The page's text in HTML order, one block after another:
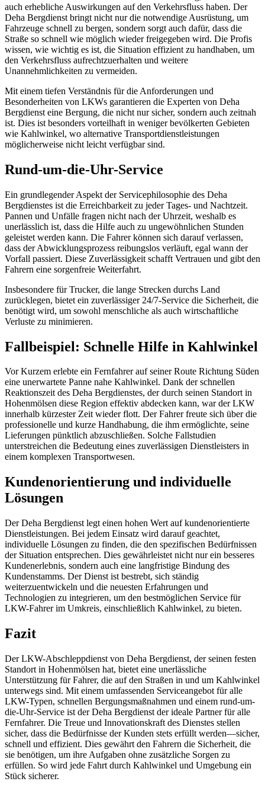
auch erhebliche Auswirkungen auf den Verkehrsfluss haben. Der
Deha Bergdienst bringt nicht nur die notwendige Ausrüstung, um
Fahrzeuge schnell zu bergen, sondern sorgt auch dafür, dass die
Straße so schnell wie möglich wieder freigegeben wird. Die Profis
wissen, wie wichtig es ist, die Situation effizient zu handhaben, um
den Verkehrsfluss aufrechtzuerhalten und weitere
Unannehmlichkeiten zu vermeiden.
Mit einem tiefen Verständnis für die Anforderungen und
Besonderheiten von LKWs garantieren die Experten von Deha
Bergdienst eine Bergung, die nicht nur sicher, sondern auch zeitnah
ist. Dies ist besonders vorteilhaft in weniger bevölkerten Gebieten
wie Kahlwinkel, wo alternative Transportdienstleistungen
möglicherweise nicht leicht verfügbar sind.
Rund-um-die-Uhr-Service
Ein grundlegender Aspekt der Servicephilosophie des Deha
Bergdienstes ist die Erreichbarkeit zu jeder Tages- und Nachtzeit.
Pannen und Unfälle fragen nicht nach der Uhrzeit, weshalb es
unerlässlich ist, dass die Hilfe auch zu ungewöhnlichen Stunden
geleistet werden kann. Die Fahrer können sich darauf verlassen,
dass der Abwicklungsprozess reibungslos verläuft, egal wann der
Vorfall passiert. Diese Zuverlässigkeit schafft Vertrauen und gibt den
Fahrern eine sorgenfreie Weiterfahrt.
Insbesondere für Trucker, die lange Strecken durchs Land
zurücklegen, bietet ein zuverlässiger 24/7-Service die Sicherheit, die
benötigt wird, um sowohl menschliche als auch wirtschaftliche
Verluste zu minimieren.
Fallbeispiel: Schnelle Hilfe in Kahlwinkel
Vor Kurzem erlebte ein Fernfahrer auf seiner Route Richtung Süden
eine unerwartete Panne nahe Kahlwinkel. Dank der schnellen
Reaktionszeit des Deha Bergdienstes, der durch seinen Standort in
Hohenmölsen diese Region effektiv abdecken kann, war der LKW
innerhalb kürzester Zeit wieder flott. Der Fahrer freute sich über die
professionelle und kurze Handhabung, die ihm ermöglichte, seine
Lieferungen pünktlich abzuschließen. Solche Fallstudien
unterstreichen die Bedeutung eines zuverlässigen Dienstleisters in
einem komplexen Transportwesen.
Kundenorientierung und individuelle
Lösungen
Der Deha Bergdienst legt einen hohen Wert auf kundenorientierte
Dienstleistungen. Bei jedem Einsatz wird darauf geachtet,
individuelle Lösungen zu finden, die den spezifischen Bedürfnissen
der Situation entsprechen. Dies gewährleistet nicht nur ein besseres
Kundenerlebnis, sondern auch eine langfristige Bindung des
Kundenstamms. Der Dienst ist bestrebt, sich ständig
weiterzuentwickeln und die neuesten Erfahrungen und
Technologien zu integrieren, um den bestmöglichen Service für
LKW-Fahrer im Umkreis, einschließlich Kahlwinkel, zu bieten.
Fazit
Der LKW-Abschleppdienst von Deha Bergdienst, der seinen festen
Standort in Hohenmölsen hat, bietet eine unerlässliche
Unterstützung für Fahrer, die auf den Straßen in und um Kahlwinkel
unterwegs sind. Mit einem umfassenden Serviceangebot für alle
LKW-Typen, schnellen Bergungsmaßnahmen und einem rund-um-
die-Uhr-Service ist der Deha Bergdienst der ideale Partner für alle
Fernfahrer. Die Treue und Innovationskraft des Dienstes stellen
sicher, dass die Bedürfnisse der Kunden stets erfüllt werden—sicher,
schnell und effizient. Dies gewährt den Fahrern die Sicherheit, die
sie benötigen, um ihre Aufgaben ohne zusätzliche Sorgen zu
erfüllen. So wird jede Fahrt durch Kahlwinkel und Umgebung ein
Stück sicherer.